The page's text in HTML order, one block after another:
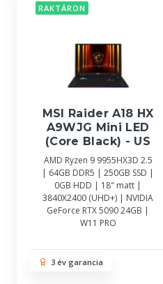
RAKTÁRON
MSI Raider A18 HX
A9WJG Mini LED
(Core Black) - US
AMD Ryzen 9 9955HX3D 2.5
| 64GB DDR5 | 250GB SSD |
0GB HDD | 18" matt |
3840X2400 (UHD+) | NVIDIA
GeForce RTX 5090 24GB |
W11 PRO
3 év garancia